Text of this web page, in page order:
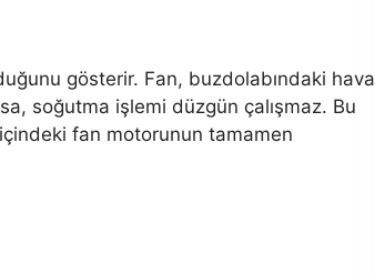
gösterir. Fan, buzdolabındaki hava
soğutma işlemi düzgün çalışmaz. Bu
fan motorunun tamamen